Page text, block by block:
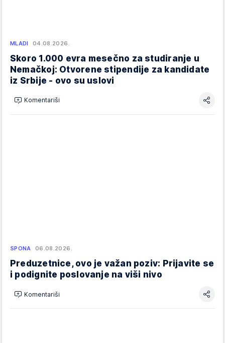
MLADI 04.08.2026.
Skoro 1.000 evra mesečno za studiranje u
Nemačkoj: Otvorene stipendije za kandidate
iz Srbije - ovo su uslovi
Komentariši
SPONA 06.08.2026.
Preduzetnice, ovo je važan poziv: Prijavite se
i podignite poslovanje na viši nivo
Komentariši